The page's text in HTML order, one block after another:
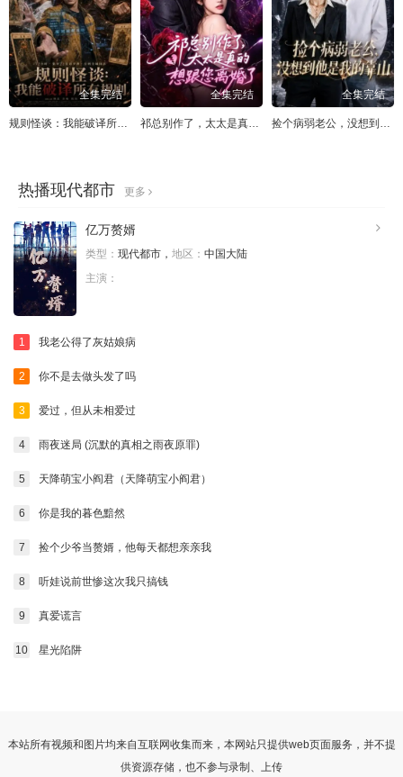
全集完结
规则怪谈：我能破译所有规则
全集完结
祁总别作了，太太是真的想跟您离婚了
全集完结
捡个病弱老公，没想到他是我的靠山
热播现代都市 更多
亿万赘婿
类型： 现代都市， 地区： 中国大陆
主演：
1 我老公得了灰姑娘病
2 你不是去做头发了吗
3 爱过，但从未相爱过
4 雨夜迷局 (沉默的真相之雨夜原罪)
5 天降萌宝小阎君（天降萌宝小阎君）
6 你是我的暮色黯然
7 捡个少爷当赘婿，他每天都想亲亲我
8 听娃说前世惨这次我只搞钱
9 真爱谎言
10 星光陷阱
本站所有视频和图片均来自互联网收集而来，本网站只提供web页面服务，并不提
供资源存储，也不参与录制、上传